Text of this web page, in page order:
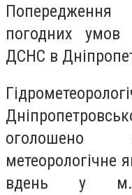
погодних умов
ДСНС в
оголошено
метеорологічне
вдень у